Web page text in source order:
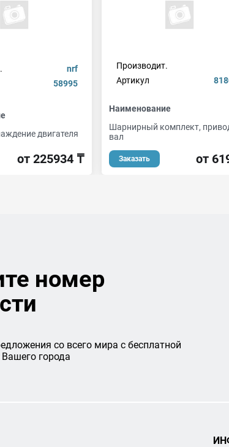
nrf
58995
двигателя
от 225934 ₸
Производит.
Артикул
Наименование
Шарнирный комплект,
вал
Заказать от
номер
со всего мира с бесплатной
города